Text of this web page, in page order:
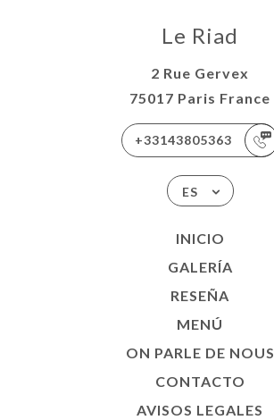
Le Riad
2 Rue Gervex
75017 Paris France
+33143805363
ES
INICIO
GALERÍA
RESEÑA
MENÚ
ON PARLE DE NOUS
CONTACTO
AVISOS LEGALES